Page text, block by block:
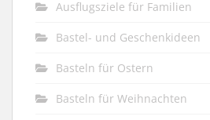
Ausflugsziele für Familien
Bastel- und Geschenkideen
Basteln für Ostern
Basteln für Weihnachten